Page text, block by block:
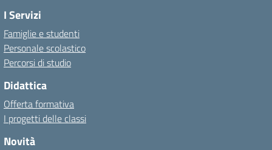
I Servizi
Famiglie e studenti
Personale scolastico
Percorsi di studio
Didattica
Offerta formativa
I progetti delle classi
Novità